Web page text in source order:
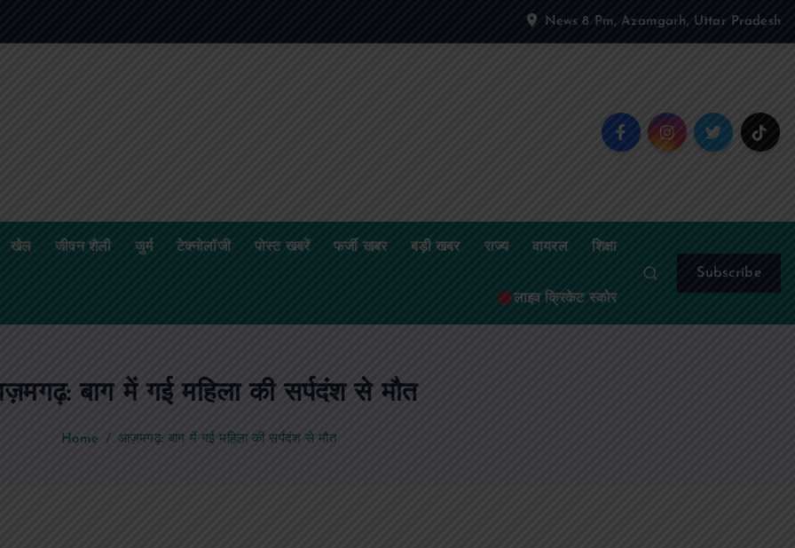
News 8 Pm, Azamgarh, Uttar Pradesh
खेल जीवन शैली जुर्म टेक्नोलॉजी पोस्ट खबरें फर्जी खबर बड़ी खबर राज्य वायरल शिक्षा
लाइव क्रिकेट स्कोर
Subscribe
बाग में गई महिला की सर्पदंश से मौत
Home आज़मगढ़: बाग में गई महिला की सर्पदंश से मौत